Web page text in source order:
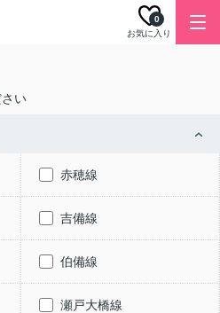
お気に入り
0
い
赤穂線
吉備線
伯備線
瀬戸大橋線